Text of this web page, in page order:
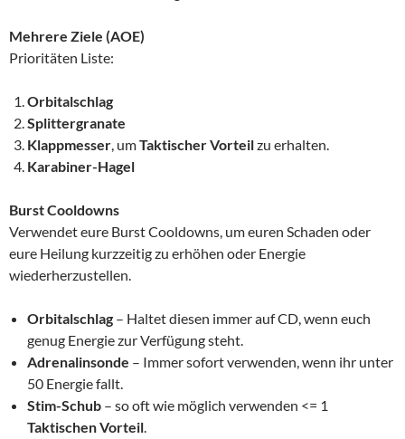
Mehrere Ziele (AOE)
Prioritäten Liste:
Orbitalschlag
Splittergranate
Klappmesser, umTaktischer Vorteilzu erhalten.
Karabiner-Hagel
Burst Cooldowns
Verwendet eure Burst Cooldowns, um euren Schaden oder
eure Heilung kurzzeitig zu erhöhen oder Energie
wiederherzustellen.
Orbitalschlag – Haltet diesen immer auf CD, wenn euch
genug Energie zur Verfügung steht.
Adrenalinsonde – Immer sofort verwenden, wenn ihr unter
50 Energie fallt.
Stim-Schub – so oft wie möglich verwenden <= 1
Taktischen Vorteil.